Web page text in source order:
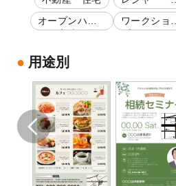
オープンハウ
ス・完成見学
楽
ワークショッ
プ
用途別